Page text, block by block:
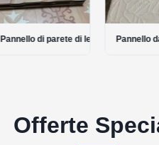
Pannello di parete di legno acustico
Pannello
Offerte